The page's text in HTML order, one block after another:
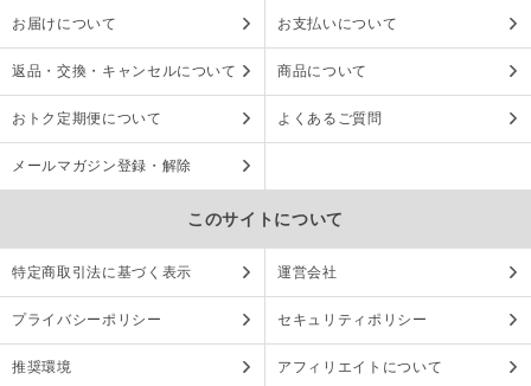
お届けについて お支払いについて
返品・交換・キャンセルについて 商品について
おトク定期便について よくあるご質問
メールマガジン登録・解除
このサイトについて
特定商取引法に基づく表示 運営会社
プライバシーポリシー セキュリティポリシー
推奨環境 アフィリエイトについて